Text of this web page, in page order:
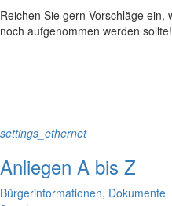
Reichen Sie gern Vorschläge ein,
noch aufgenommen werden sollte!
settings_ethernet
Anliegen A bis Z
Bürgerinformationen, Dokumente